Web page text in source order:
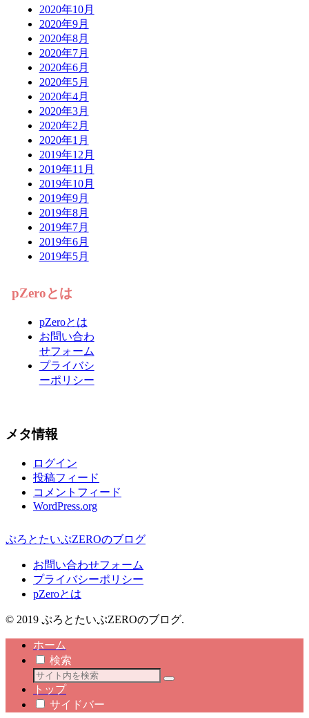
2020年10月
2020年9月
2020年8月
2020年7月
2020年6月
2020年5月
2020年4月
2020年3月
2020年2月
2020年1月
2019年12月
2019年11月
2019年10月
2019年9月
2019年8月
2019年7月
2019年6月
2019年5月
pZeroとは
pZeroとは
お問い合わ
せフォーム
プライバシ
ーポリシー
メタ情報
ログイン
投稿フィード
コメントフィード
WordPress.org
ぷろとたいぷZEROのブログ
お問い合わせフォーム
プライバシーポリシー
pZeroとは
© 2019 ぷろとたいぷZEROのブログ.
ホーム
検索
トップ
サイドバー